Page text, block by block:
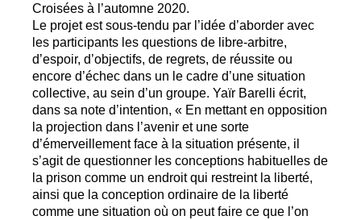
Croisées à l’automne 2020.
Le projet est sous-tendu par l’idée d’aborder avec
les participants les questions de libre-arbitre,
d’espoir, d’objectifs, de regrets, de réussite ou
encore d’échec dans un le cadre d’une situation
collective, au sein d’un groupe. Yaïr Barelli écrit,
dans sa note d’intention, « En mettant en opposition
la projection dans l’avenir et une sorte
d’émerveillement face à la situation présente, il
s’agit de questionner les conceptions habituelles de
la prison comme un endroit qui restreint la liberté,
ainsi que la conception ordinaire de la liberté
comme une situation où on peut faire ce que l’on